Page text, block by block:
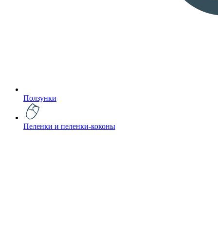
Ползунки
Пеленки и пеленки-коконы